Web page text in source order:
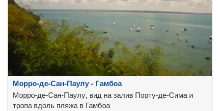
Морро-де-Сан-Паулу - Гамбоа
Морро-де-Сан-Паулу, вид на залив Порту-де-Сима и
тропа вдоль пляжа в Гамбоа